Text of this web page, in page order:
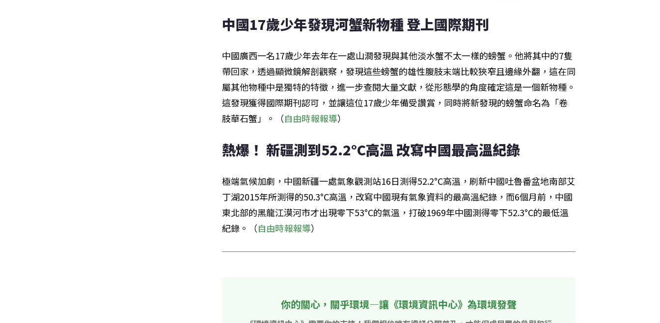
中國17歲少年發現河蟹新物種 登上國際期刊
中國廣西一名17歲少年去年在一處山澗發現與其他淡水蟹不太一樣的螃蟹。他將其中的7隻
帶回家，透過顯微鏡解剖觀察，發現這些螃蟹的雄性腹肢末端比較狹窄且邊緣外翻，這在同
屬其他物種中是獨特的特徵，進一步查閱大量文獻，從形態學的角度確定這是一個新物種。
這發現獲得國際期刊認可，並讓這位17歲少年備受讚賞，同時將新發現的螃蟹命名為「卷
肢華石蟹」。（自由時報報導）
熱爆！ 新疆測到52.2°C高溫 改寫中國最高溫紀錄
極端氣候加劇，中國新疆一處氣象觀測站16日測得52.2°C高溫，刷新中國吐魯番盆地南部艾
丁湖2015年所測得的50.3°C高溫，改寫中國現有氣象資料的最高溫紀錄，而6個月前，中國
東北部的黑龍江漠河市才出現零下53°C的氣溫，打破1969年中國測得零下52.3°C的最低溫
紀錄。（自由時報報導）
你的關心，關乎環境—讓《環境資訊中心》為環境發聲